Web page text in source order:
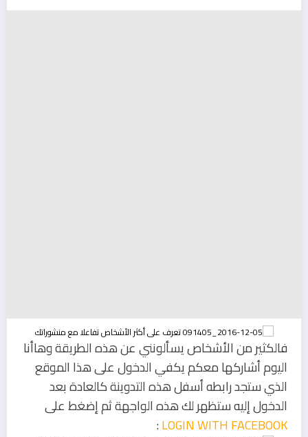
فالكثير من الأشخاص يسألونني عن هذه الطريقة وهاأنا
اليوم أشاركها معكم يكفي الدخول على هذا الموقع
الذي ستجد رابطه أسفل هذه التدوينة كالعادة بعد
الدخول إليه ستظهر لك هذه الواجهة ثم إضغط على
LOGIN WITH FACEBOOK
: